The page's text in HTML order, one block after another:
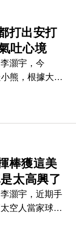
打出安打
吐心境
灝宇，今
熊，根據大聯
棒獲這美
太高興了
灝宇，近期手
空人當家球星